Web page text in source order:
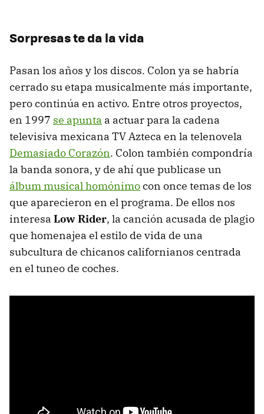
Sorpresas te da la vida
Pasan los años y los discos. Colon ya se habría
cerrado su etapa musicalmente más importante,
pero continúa en activo. Entre otros proyectos,
en 1997 se apunta a actuar para la cadena
televisiva mexicana TV Azteca en la telenovela
Demasiado Corazón. Colon también compondría
la banda sonora, y de ahí que publicase un
álbum musical homónimocon once temas de los
que aparecieron en el programa. De ellos nos
interesa Low Rider, la canción acusada de plagio
que homenajea el estilo de vida de una
subcultura de chicanos californianos centrada
en el tuneo de coches.